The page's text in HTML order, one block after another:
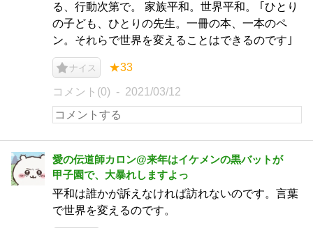
る、行動次第で。 家族平和。世界平和。 ｢ひとり
の子ども、ひとりの先生。一冊の本、一本のペ
ン。それらで世界を変えることはできるのです｣
ナイス ★33
コメント(0) 2021/03/12
愛の伝道師カロン@来年はイケメンの黒バットが
甲子園で、大暴れしますよっ
平和は誰かが訴えなければ訪れないのです。言葉
で世界を変えるのです。